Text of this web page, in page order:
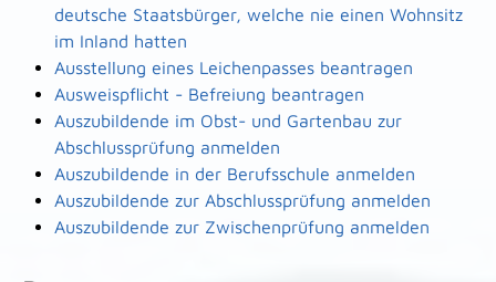
deutsche Staatsbürger, welche nie einen Wohnsitz
im Inland hatten
Ausstellung eines Leichenpasses beantragen
Ausweispflicht - Befreiung beantragen
Auszubildende im Obst- und Gartenbau zur
Abschlussprüfung anmelden
Auszubildende in der Berufsschule anmelden
Auszubildende zur Abschlussprüfung anmelden
Auszubildende zur Zwischenprüfung anmelden